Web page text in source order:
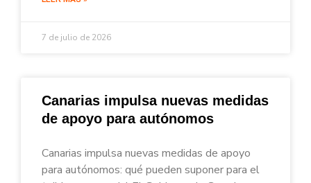
7 de julio de 2026
Canarias impulsa nuevas medidas
de apoyo para autónomos
Canarias impulsa nuevas medidas de apoyo
para autónomos: qué pueden suponer para el